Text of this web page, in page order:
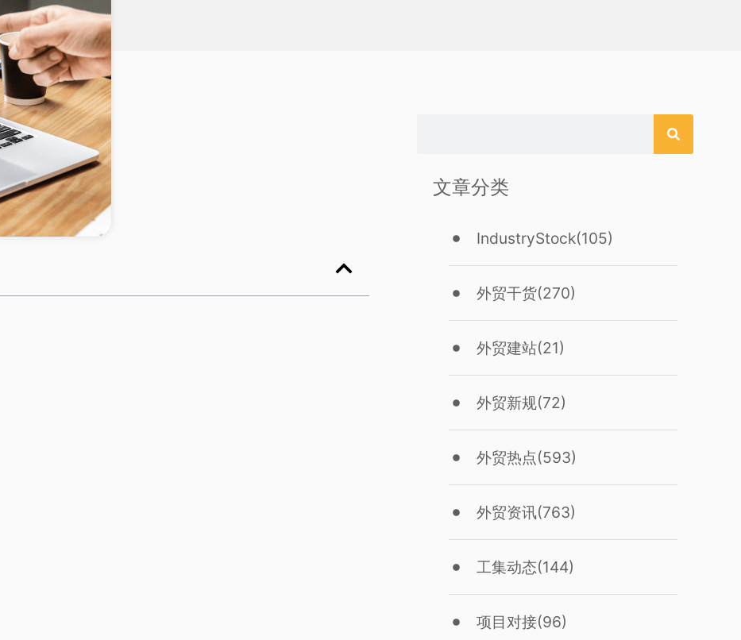
文章分类
IndustryStock(105)
外贸干货(270)
外贸建站(21)
外贸新规(72)
外贸热点(593)
外贸资讯(763)
工集动态(144)
项目对接(96)